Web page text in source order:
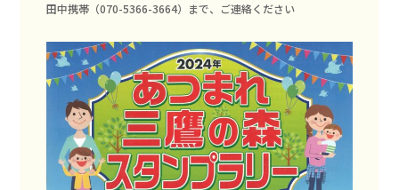
田中携帯（070-5366-3664）まで、ご連絡ください